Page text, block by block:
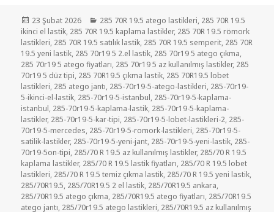
Yayın
tarihi
23 Şubat 2026 Kategoriler
285 70R 19.5 atego lastikleri, 285 70R 19.5
ikinci el lastik, 285 70R 19.5 kaplama lastikler, 285 70R 19.5 römork
lastikleri, 285 70R 19.5 satılık lastik, 285 70R 19.5 semperit, 285 70R
19.5 yeni lastik, 285 70r19 5 2.el lastik, 285 70r19 5 atego çıkma,
285 70r19 5 atego fiyatları, 285 70r19 5 az kullanılmış lastikler, 285
70r19 5 düz tipi, 285 70R19.5 çıkma lastik, 285 70R19.5 lobet
lastikleri, 285 atego jantı, 285-70r19-5-atego-lastikleri, 285-70r19-
5-ikinci-el-lastik, 285-70r19-5-istanbul, 285-70r19-5-kaplama-
istanbul, 285-70r19-5-kaplama-lastik, 285-70r19-5-kaplama-
lastikler, 285-70r19-5-kar-tipi, 285-70r19-5-lobet-lastikleri-2, 285-
70r19-5-mercedes, 285-70r19-5-romork-lastikleri, 285-70r19-5-
satilik-lastikler, 285-70r19-5-yeni-jant, 285-70r19-5-yeni-lastik, 285-
70r19-5on-tipi, 285/70 R 19.5 az kullanılmış lastikler, 285/70 R 19.5
kaplama lastikler, 285/70 R 19.5 lastik fiyatları, 285/70 R 19.5 lobet
lastikleri, 285/70 R 19.5 temiz çıkma lastik, 285/70 R 19.5 yeni lastik,
285/70R19.5, 285/70R19.5 2 el lastik, 285/70R19.5 ankara,
285/70R19.5 atego çıkma, 285/70R19.5 atego fiyatları, 285/70R19.5
atego jantı, 285/70r19.5 atego lastikleri, 285/70R19.5 az kullanılmış